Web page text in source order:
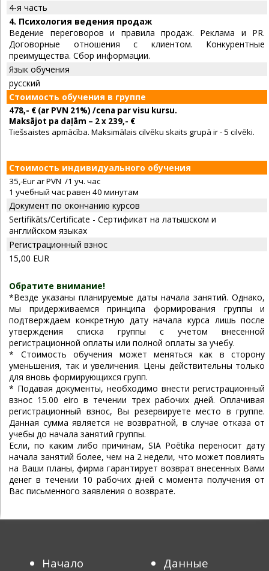
4-я часть
4. Психология ведения продаж
Ведение переговоров и правила продаж. Реклама и PR.
Договорные отношения с клиентом. Конкурентные
преимущества. Сбор информации.
Язык обучения
русский
Стоимость обучения в группе
478,- € (ar PVN 21%) /cena par visu kursu.
Maksājot pa daļām – 2 x 239,- €
Tiešsaistes apmācība. Maksimālais cilvēku skaits grupā ir - 5 cilvēki.
Стоимость индивидуального обучения
35,-Eur ar PVN /1 уч. час
1 учебный час равен 40 минутам
Документ по окончанию курсов
Sertifikāts/Certificate - Сертификат на латышском и
английском языках
Регистрационный взнос
15,00 EUR
Обратите внимание!
*Везде указаны планируемые даты начала занятий. Однако,
мы придерживаемся принципа формирования группы и
подтверждаем конкретную дату начала курса лишь после
утверждения списка группы с учетом внесенной
регистрационной оплаты или полной оплаты за учебу.
* Cтоимость обучения может меняться как в сторону
уменьшения, так и увеличения. Цены действительны только
для вновь формирующихся групп.
* Подавая документы, необходимо внести регистрационный
взнос 15.00 eiro в течении трех рабочих дней. Оплачивая
регистрационный взнос, Вы резервируете место в группе.
Данная сумма является не возвратной, в случае отказа от
учебы до начала занятий группы.
Если, по каким либо причинам, SIA Poētika переносит дату
начала занятий более, чем на 2 недели, что может повлиять
на Ваши планы, фирма гарантирует возврат внесенных Вами
денег в течении 10 рабочих дней с момента получения от
Вас письменного заявления о возврате.
Начало
Данные